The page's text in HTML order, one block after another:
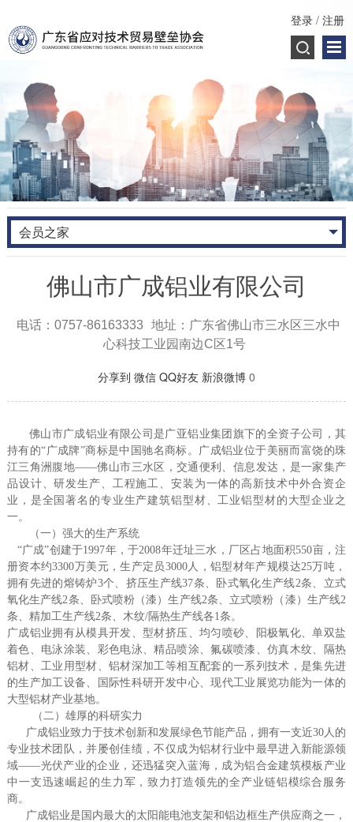
登录 /注册
会员之家
佛山市广成铝业有限公司
电话：0757-86163333
地址：广东省佛山市三水区三水中
心科技工业园南边C区1号
分享到 微信 QQ好友 新浪微博 0
佛山市广成铝业有限公司是广亚铝业集团旗下的全资子公司，其
持有的“广成牌”商标是中国驰名商标。广成铝业位于美丽而富饶的珠
江三角洲腹地——佛山市三水区，交通便利、信息发达，是一家集产
品设计、研发生产、工程施工、安装为一体的高新技术中外合资企
业，是全国著名的专业生产建筑铝型材、工业铝型材的大型企业之
一。
（一）强大的生产系统
“广成”创建于1997年，于2008年迁址三水，厂区占地面积550亩，注
册资本约3300万美元，生产定员3000人，铝型材年产规模达25万吨，
拥有先进的熔铸炉3个、挤压生产线37条、卧式氧化生产线2条、立式
氧化生产线2条、卧式喷粉（漆）生产线2条、立式喷粉（漆）生产线2
条、精加工生产线2条、木纹/隔热生产线各1条。
广成铝业拥有从模具开发、型材挤压、均匀喷砂、阳极氧化、单双盐
着色、电泳涂装、彩色电泳、精品喷涂、氟碳喷漆、仿真木纹、隔热
铝材、工业用型材、铝材深加工等相互配套的一系列技术，是集先进
的生产加工设备、国际性科研开发中心、现代工业展览功能为一体的
大型铝材产业基地。
（二）雄厚的科研实力
广成铝业致力于技术创新和发展绿色节能产品，拥有一支近30人的
专业技术团队，并屡创佳绩，不仅成为铝材行业中最早进入新能源领
域——光伏产业的企业，还迅猛突入蓝海，成为铝合金建筑模板产业
中一支迅速崛起的生力军，致力打造领先的全产业链铝模综合服务
商。
广成铝业是国内最大的太阳能电池支架和铝边框生产供应商之一，